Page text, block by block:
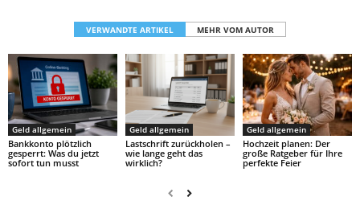
VERWANDTE ARTIKEL MEHR VOM AUTOR
Geld allgemein
Bankkonto plötzlich
gesperrt: Was du jetzt
sofort tun musst
Geld allgemein
Lastschrift zurückholen –
wie lange geht das
wirklich?
Geld allgemein
Hochzeit planen: Der
große Ratgeber für Ihre
perfekte Feier